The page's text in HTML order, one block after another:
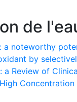
de
a noteworthy
by
Review of